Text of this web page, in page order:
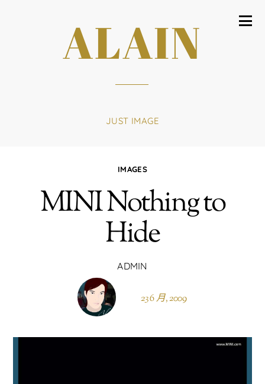
ALAIN
JUST IMAGE
IMAGES
MINI Nothing to
Hide
ADMIN
23 6 月, 2009